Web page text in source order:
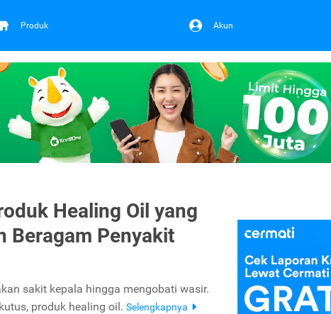
Produk Akun
Healing Oil yang
Beragam Penyakit
sakit kepala hingga mengobati wasir.
produk healing oil. Selengkapnya